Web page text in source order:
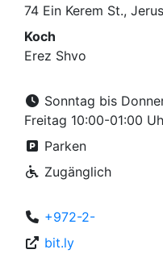
74 Ein Kerem St.,
Koch
Erez Shvo
Sonntag bis
Freitag 10:00-01:00
Parken
Zugänglich
+972-2-
bit.ly